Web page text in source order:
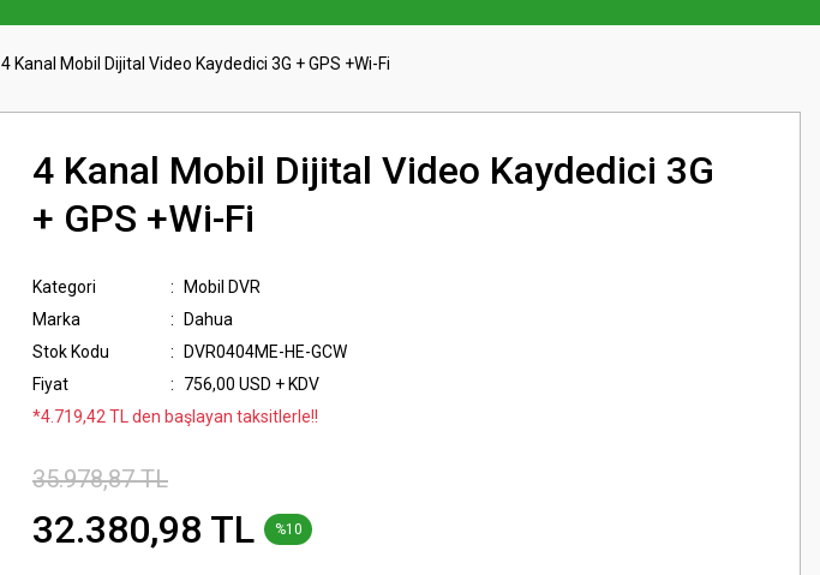
4 Kanal Mobil Dijital Video Kaydedici 3G + GPS +Wi-Fi
4 Kanal Mobil Dijital Video Kaydedici 3G
+ GPS +Wi-Fi
Kategori
Mobil DVR
Marka
Dahua
Stok Kodu
DVR0404ME-HE-GCW
Fiyat
756,00 USD + KDV
*4.719,42 TL den başlayan taksitlerle!!
35.978,87 TL
32.380,98 TL %10